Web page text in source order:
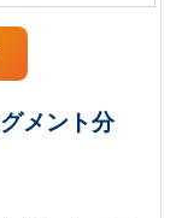
メント分